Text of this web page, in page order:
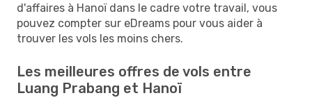
d'affaires à Hanoï dans le cadre votre travail, vous
pouvez compter sur eDreams pour vous aider à
trouver les vols les moins chers.
Les meilleures offres de vols entre
Luang Prabang et Hanoï